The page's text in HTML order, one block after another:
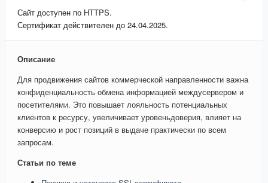
Сайт доступен по HTTPS.
Сертификат действителен до 24.04.2025.
Описание
Для продвижения сайтов коммерческой направленности важна
конфиденциальность обмена информацией междусервером и
посетителями. Это повышает лояльность потенциальных
клиентов к ресурсу, увеличивает уровеньдоверия, влияет на
конверсию и рост позиций в выдаче практически по всем
запросам.
Статьи по теме